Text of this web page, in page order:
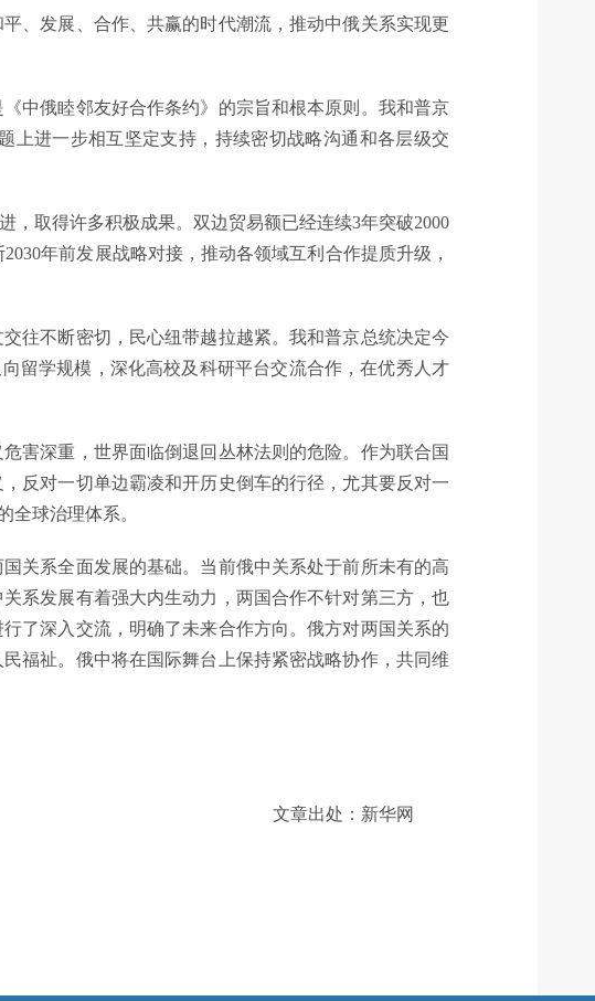
发展、合作、共赢的时代潮流，推动中俄关系实现更
俄睦邻友好合作条约》的宗旨和根本原则。我和普京
上进一步相互坚定支持，持续密切战略沟通和各层级交
取得许多积极成果。双边贸易额已经连续3年突破2000
年前发展战略对接，推动各领域互利合作提质升级，
不断密切，民心纽带越拉越紧。我和普京总统决定今
留学规模，深化高校及科研平台交流合作，在优秀人才
深重，世界面临倒退回丛林法则的危险。作为联合国
反对一切单边霸凌和开历史倒车的行径，尤其要反对一
全球治理体系。
系全面发展的基础。当前俄中关系处于前所未有的高
系发展有着强大内生动力，两国合作不针对第三方，也
了深入交流，明确了未来合作方向。俄方对两国关系的
福祉。俄中将在国际舞台上保持紧密战略协作，共同维
文章出处：新华网